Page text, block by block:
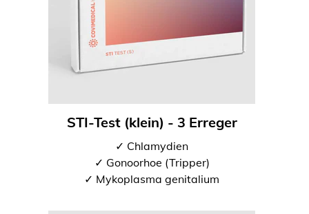
STI-Test (klein) - 3 Erreger
✓ Chlamydien
✓ Gonoorhoe (Tripper)
✓ Mykoplasma genitalium